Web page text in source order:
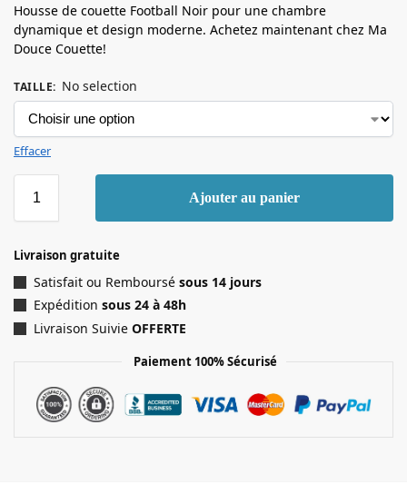
Housse de couette Football Noir pour une chambre
dynamique et design moderne. Achetez maintenant chez Ma
Douce Couette!
TAILLE: No selection
Effacer
Ajouter au panier
Livraison gratuite
Satisfait ou Remboursé sous 14 jours
Expédition sous 24 à 48h
Livraison Suivie OFFERTE
Paiement 100% Sécurisé